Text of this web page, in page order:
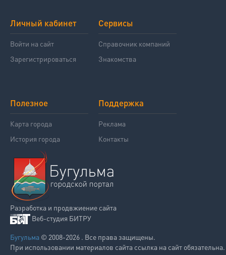
Личный кабинет
Войти на сайт
Зарегистрироваться
Сервисы
Справочник компаний
Знакомства
Полезное
Карта города
История города
Поддержка
Реклама
Контакты
Разработка и продвжиение сайта
Веб-студия БИТРУ
Бугульма © 2008-2026 . Все права защищены.
При использовании материалов сайта ссылка на сайт обязательна.